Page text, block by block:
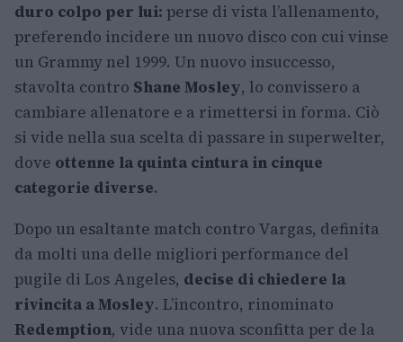
duro colpo per lui: perse di vista l’allenamento,
preferendo incidere un nuovo disco con cui vinse
un Grammy nel 1999. Un nuovo insuccesso,
stavolta contro Shane Mosley, lo convissero a
cambiare allenatore e a rimettersi in forma. Ciò
si vide nella sua scelta di passare in superwelter,
dove ottenne la quinta cintura in cinque
categorie diverse.
Dopo un esaltante match contro Vargas, definita
da molti una delle migliori performance del
pugile di Los Angeles, decise di chiedere la
rivincita a Mosley. L’incontro, rinominato
Redemption, vide una nuova sconfitta per de la